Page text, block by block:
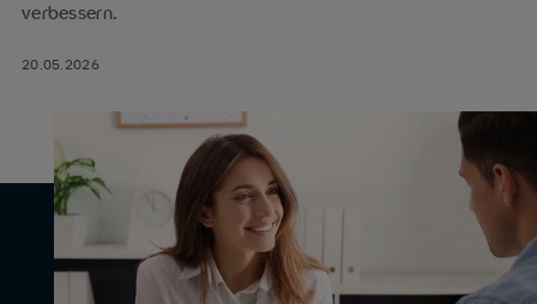
verbessern.
20.05.2026